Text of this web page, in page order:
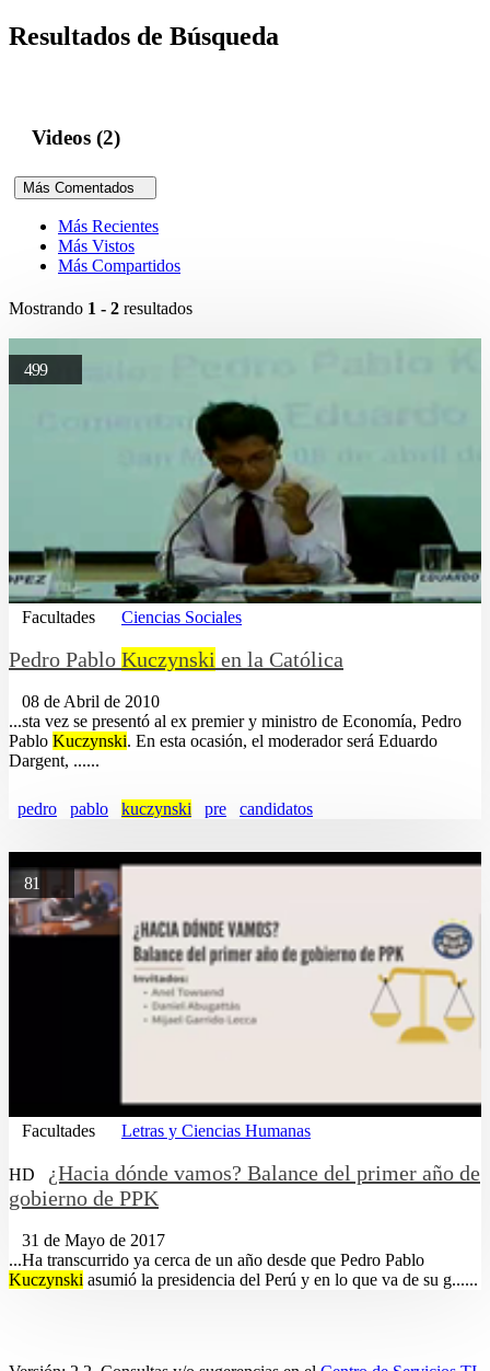
Resultados de Búsqueda
Videos (2)
Más Comentados
Más Recientes
Más Vistos
Más Compartidos
Mostrando 1 - 2 resultados
499
Facultades Ciencias Sociales
Pedro Pablo Kuczynski en la Católica
08 de Abril de 2010
...sta vez se presentó al ex premier y ministro de Economía, Pedro
Pablo Kuczynski. En esta ocasión, el moderador será Eduardo
Dargent, ......
pedro pablo kuczynski pre candidatos
81
Facultades Letras y Ciencias Humanas
HD
¿Hacia dónde vamos? Balance del primer año de
gobierno de PPK
31 de Mayo de 2017
...Ha transcurrido ya cerca de un año desde que Pedro Pablo
Kuczynski asumió la presidencia del Perú y en lo que va de su g......